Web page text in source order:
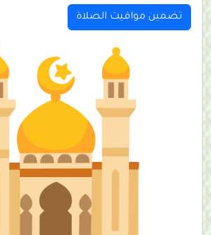
تضمين مواقيت الصلاة